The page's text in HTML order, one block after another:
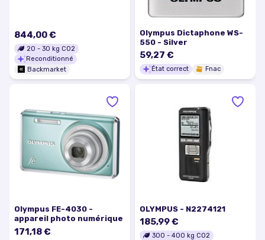
844,00 €
20 - 30 kg CO2
Reconditionné
Backmarket
Olympus Dictaphone WS-
550 - Silver
59,27 €
État correct Fnac
Olympus FE-4030 -
appareil photo numérique
171,18 €
OLYMPUS - N2274121
185,99 €
300 - 400 kg CO2